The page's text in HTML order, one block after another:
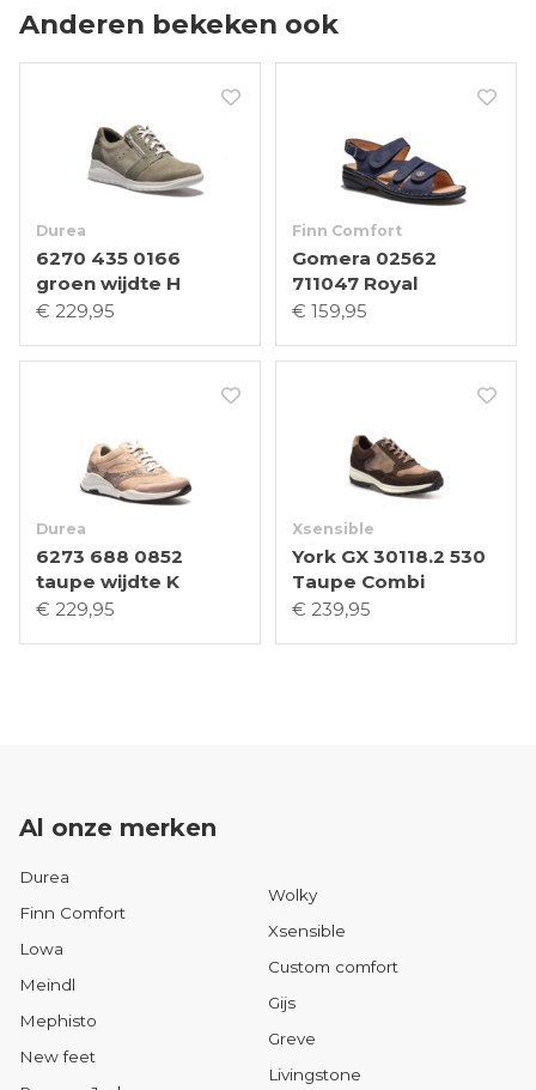
Anderen bekeken ook
Durea
6270 435 0166
groen wijdte H
€ 229,95
Finn Comfort
Gomera 02562
711047 Royal
€ 159,95
Durea
6273 688 0852
taupe wijdte K
€ 229,95
Xsensible
York GX 30118.2 530
Taupe Combi
€ 239,95
Al onze merken
Durea
Finn Comfort
Lowa
Meindl
Mephisto
New feet
Wolky
Xsensible
Custom comfort
Gijs
Greve
Livingstone